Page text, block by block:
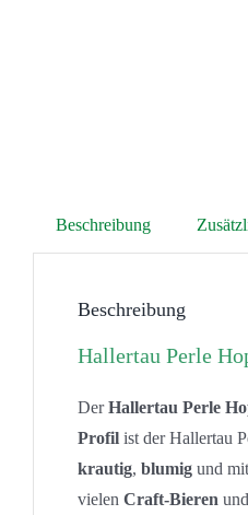
Beschreibung
Beschreibung
Hallertau Perle
DerHallertau Perle
Profil ist der Hallertau
krautig, blumig und
vielen Craft-Bieren und